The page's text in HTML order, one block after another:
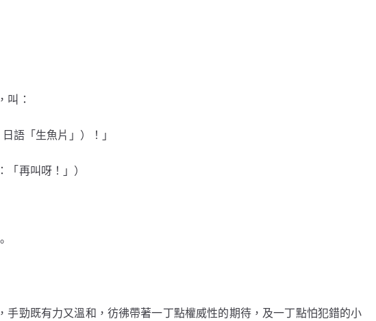
叫：
語「生魚片」）！」
再叫呀！」）
手勁既有力又溫和，彷彿帶著一丁點權威性的期待，及一丁點怕犯錯的小